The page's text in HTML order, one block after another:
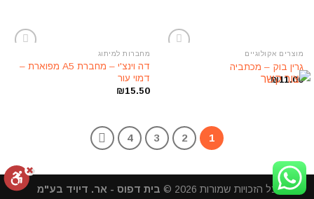
מוצרים אקולוגיים
גרין בוק – מכתביה
₪11.00
לרשימת
מחברות למיתוג
דה וינצ'י – מחברת A5 מפוארת –
דמוי עור
₪15.50
1
2
3
4
כל הזכויות שמורות 2026 © בית דפוס - אר. דיויד בע"מ